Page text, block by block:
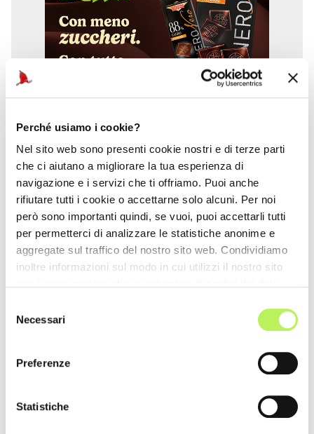
Perché usiamo i cookie?
Nel sito web sono presenti cookie nostri e di terze parti
che ci aiutano a migliorare la tua esperienza di
navigazione e i servizi che ti offriamo. Puoi anche
rifiutare tutti i cookie o accettarne solo alcuni. Per noi
però sono importanti quindi, se vuoi, puoi accettarli tutti
per permetterci di analizzare le statistiche anonime e
aggregate sul traffico del nostro sito web. Condividiamo
inoltre informazioni sul modo in cui utilizzi il nostro sito
combinarle con altre informazioni che hai fornito loro o
delNecessari
Preferenze
Statistiche